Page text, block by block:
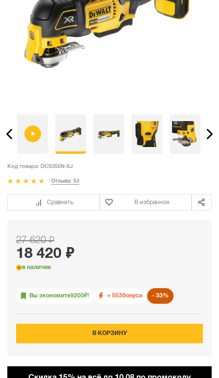
Код товара: DCS355N-XJ
Отзыва: 53
Сравнить В избранное
27 620 ₽
18 420 ₽
в наличии
Вы экономите9200₽! + 553бонуса 33%
В КОРЗИНУ